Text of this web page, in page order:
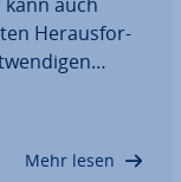
auch
Her­aus­for­
In­te­gri­tät
über­tra­
Mehr lesen